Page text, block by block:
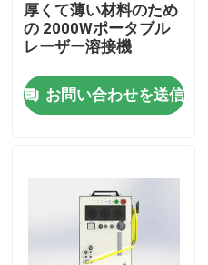
工場見学
品質管理
引用を要求
グリーンファイバーレー
厚くて薄い材料のため
の 2000Wポータブル
レーザー溶接機
お問い合わせを送信